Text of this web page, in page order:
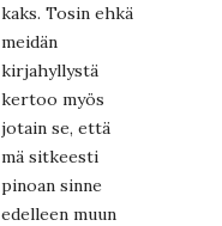
kaks. Tosin ehkä
meidän
kirjahyllystä
kertoo myös
jotain se, että
mä sitkeesti
pinoan sinne
edelleen muun